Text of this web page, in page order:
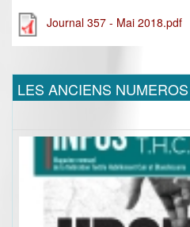
Journal 357 - Mai 2018.pdf
LES ANCIENS NUMEROS